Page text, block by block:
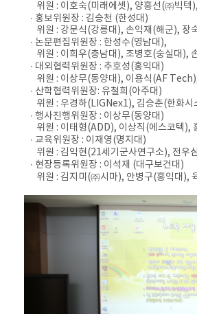
위원 : 이호숙(미래에셋), 양홍선(㈜빅텍
∙ 홍보위원장 : 김승천 (한성대)
위원 : 강문식(강릉대), 손익재(해군), 장
∙ 논문편집위원장 : 한성수(영남대),
위원 : 이희우(충남대), 조병호(숭실대),
∙ 대외협력위원장 : 추호성(홍익대)
위원 : 이상무(동양대), 이용식(AF
∙ 산학협력위원장: 유철희(아주대)
위원 : 우경하(LIGNex1), 김승춘(한화시
∙ 행사진행위원장 : 이상무(동양대)
위원 : 이태형(ADD), 이상직(에스코텍),
∙ 교육위원장 : 이재영(명지대)
위원 : 김익현(21세기군사연구소), 전우
∙ 현장등록위원장 : 이석재 (대구보건대)
위원 : 김지미(㈜시마), 안병구(홍익대),